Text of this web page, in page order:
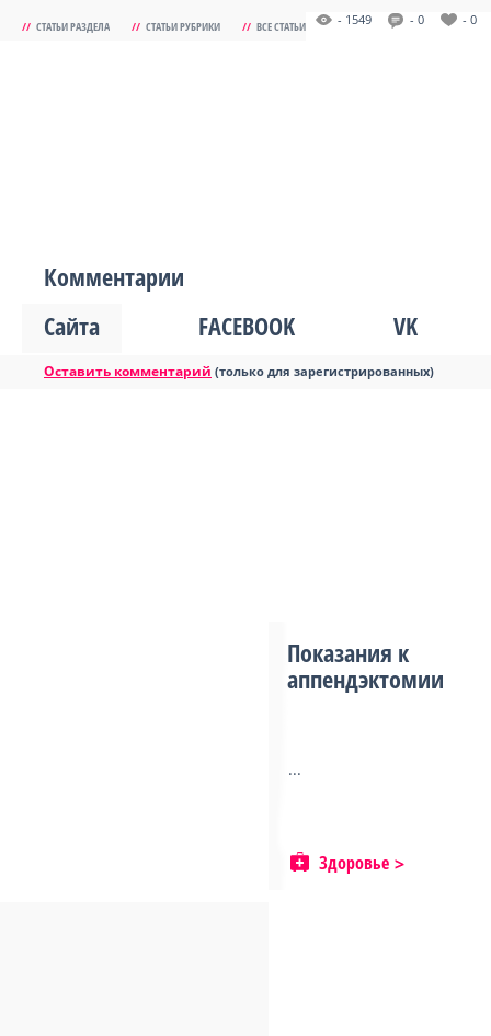
// СТАТЬИ РАЗДЕЛА // СТАТЬИ РУБРИКИ // ВСЕ СТАТЬИ - 1549 - 0 - 0
Комментарии
Сайта
FACEBOOK VK
Оставить комментарий (только для зарегистрированных)
Показания к
аппендэктомии
...
Здоровье